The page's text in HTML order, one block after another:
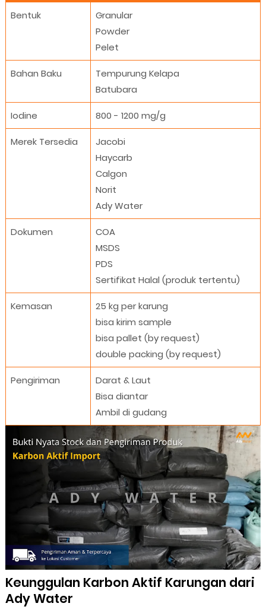
Bentuk
Granular
Powder
Pelet
Bahan Baku
Tempurung Kelapa
Batubara
Iodine 800 - 1200 mg/g
Merek Tersedia
Jacobi
Haycarb
Calgon
Norit
Ady Water
Dokumen
COA
MSDS
PDS
Sertifikat Halal (produk tertentu)
Kemasan
25 kg per karung
bisa kirim sample
bisa pallet (by request)
double packing (by request)
Pengiriman
Darat & Laut
Bisa diantar
Ambil di gudang
Keunggulan Karbon Aktif Karungan dari
Ady Water